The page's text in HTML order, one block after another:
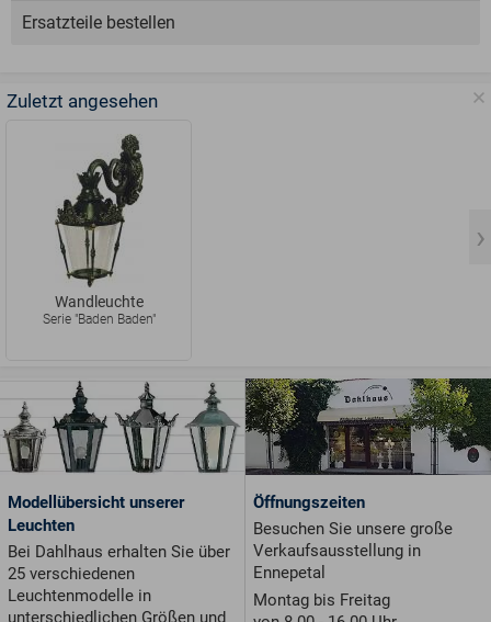
Ersatzteile bestellen
Zuletzt angesehen
Wandleuchte
Serie "Baden Baden"
Modellübersicht unserer
Leuchten
Bei Dahlhaus erhalten Sie über
25 verschiedenen
Leuchtenmodelle in
unterschiedlichen Größen und
Öffnungszeiten
Besuchen Sie unsere große
Verkaufsausstellung in
Ennepetal
Montag bis Freitag